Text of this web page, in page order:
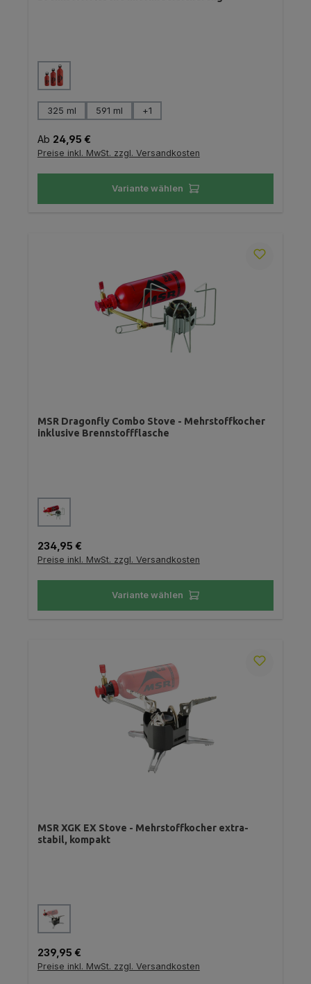
Farbe
Größeauswählen
325 ml 591 ml +1
Regulärer Preis:
Ab 24,95 €
Preise inkl. MwSt. zzgl. Versandkosten
Variante wählen
MSR Dragonfly Combo Stove - Mehrstoffkocher
inklusive Brennstoffflasche
Farbe
Regulärer Preis:
234,95 €
Preise inkl. MwSt. zzgl. Versandkosten
Variante wählen
MSR XGK EX Stove - Mehrstoffkocher extra-
stabil, kompakt
Farbe
Regulärer Preis:
239,95 €
Preise inkl. MwSt. zzgl. Versandkosten